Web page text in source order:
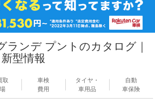
ランデ プントのカタログ｜
型情報
取
車検
費用
タイヤ・
車用品
自動
車保険